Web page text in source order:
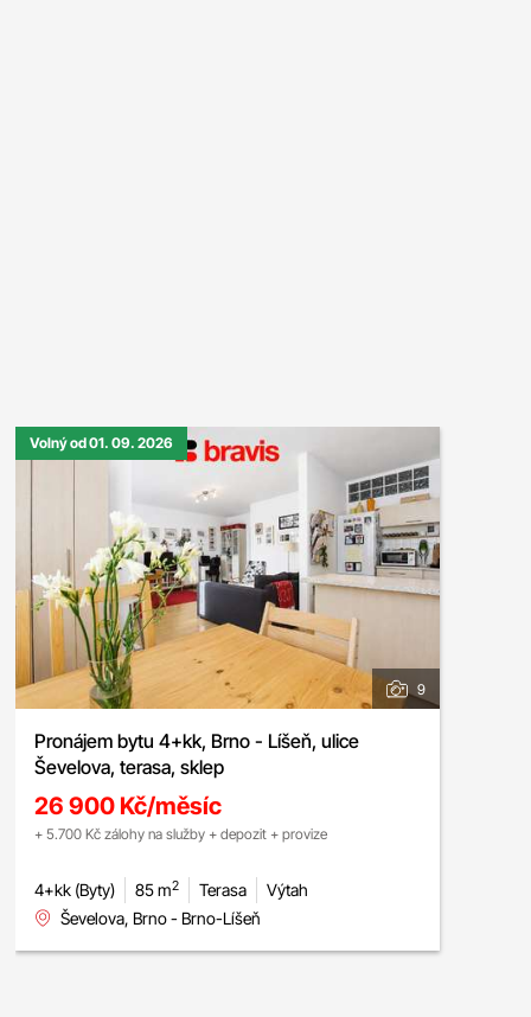
Volný od 01. 09. 2026
9
Pronájem bytu 4+kk, Brno - Líšeň, ulice
Ševelova, terasa, sklep
26 900 Kč/měsíc
+ 5.700 Kč zálohy na služby + depozit + provize
4+kk (Byty) 85 m2 Terasa
Výtah
Ševelova, Brno - Brno-Líšeň